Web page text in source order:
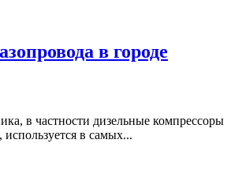
в городе
в частности дизельные компрессоры
в самых...